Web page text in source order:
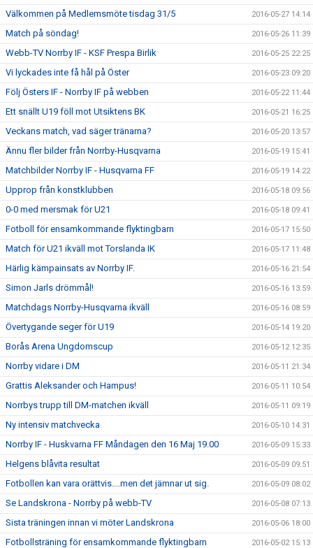
Välkommen på Medlemsmöte tisdag 31/5 2016-05-27 14:14
Match på söndag! 2016-05-26 11:39
Webb-TV Norrby IF - KSF Prespa Birlik 2016-05-25 22:25
Vi lyckades inte få hål på Öster 2016-05-23 09:20
Följ Östers IF - Norrby IF på webben 2016-05-22 11:44
Ett snällt U19 föll mot Utsiktens BK 2016-05-21 16:25
Veckans match, vad säger tränarna? 2016-05-20 13:57
Ännu fler bilder från Norrby-Husqvarna 2016-05-19 15:41
Matchbilder Norrby IF - Husqvarna FF 2016-05-19 14:22
Upprop från konstklubben 2016-05-18 09:56
0-0 med mersmak för U21 2016-05-18 09:41
Fotboll för ensamkommande flyktingbarn 2016-05-17 15:50
Match för U21 ikväll mot Torslanda IK 2016-05-17 11:48
Härlig kämpainsats av Norrby IF. 2016-05-16 21:54
Simon Jarls drömmål! 2016-05-16 13:59
Matchdags Norrby-Husqvarna ikväll 2016-05-16 08:59
Övertygande seger för U19 2016-05-14 19:20
Borås Arena Ungdomscup 2016-05-12 12:35
Norrby vidare i DM 2016-05-11 21:34
Grattis Aleksander och Hampus! 2016-05-11 10:54
Norrbys trupp till DM-matchen ikväll 2016-05-11 09:19
Ny intensiv matchvecka 2016-05-10 14:31
Norrby IF - Huskvarna FF Måndagen den 16 Maj 19.00 2016-05-09 15:33
Helgens blåvita resultat 2016-05-09 09:51
Fotbollen kan vara orättvis....men det jämnar ut sig. 2016-05-09 08:02
Se Landskrona - Norrby på webb-TV 2016-05-08 07:13
Sista träningen innan vi möter Landskrona 2016-05-06 18:00
Fotbollsträning för ensamkommande flyktingbarn 2016-05-02 15:13